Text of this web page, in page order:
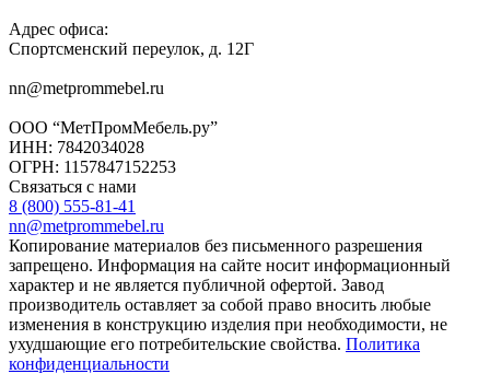
Адрес офиса:
Спортсменский переулок, д. 12Г
nn@metprommebel.ru
ООО “МетПромМебель.ру”
ИНН: 7842034028
ОГРН: 1157847152253
Связаться с нами
8 (800) 555-81-41
nn@metprommebel.ru
Копирование материалов без письменного разрешения
запрещено. Информация на сайте носит информационный
характер и не является публичной офертой. Завод
производитель оставляет за собой право вносить любые
изменения в конструкцию изделия при необходимости, не
ухудшающие его потребительские свойства. Политика
конфиденциальности